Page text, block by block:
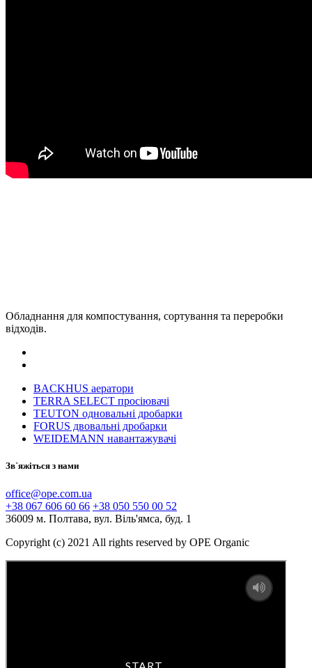
Обладнання для компостування, сортування та переробки
відходів.
BACKHUS аератори
TERRA SELECT просіювачі
TEUTON одновальні дробарки
FORUS двовальні дробарки
WEIDEMANN навантажувачі
Зв`яжіться з нами
office@ope.com.ua
+38 067 606 60 66 +38 050 550 00 52
36009 м. Полтава, вул. Віль'ямса, буд. 1
Copyright (c) 2021 All rights reserved by OPE Organic